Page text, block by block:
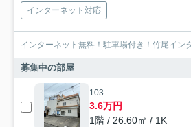
インターネット対応
インターネット無料！駐車場付き！竹尾イン
募集中の部屋
103
3.6万円
1階 / 26.60㎡ / 1K